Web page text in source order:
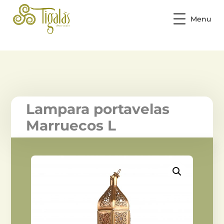
Menu
Lampara portavelas
Marruecos L